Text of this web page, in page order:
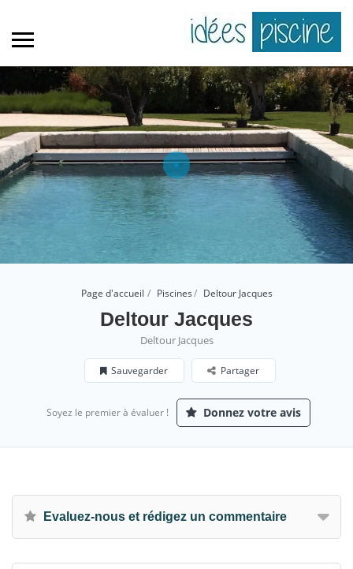
Page d'accueil Piscines Deltour Jacques
Deltour Jacques
Deltour Jacques
Sauvegarder Partager
Soyez le premier à évaluer ! Donnez votre avis
Evaluez-nous et rédigez un commentaire